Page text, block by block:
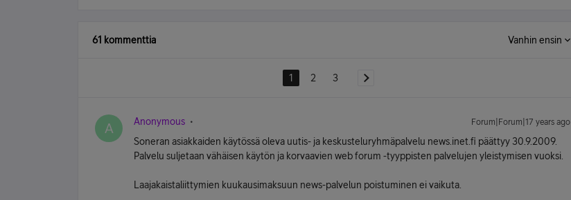
61 kommenttia Vanhin ensin
1 2 3
A Anonymous Forum|Forum|17 years ago
Soneran asiakkaiden käytössä oleva uutis- ja keskusteluryhmäpalvelu news.inet.fi päättyy 30.9.2009.
Palvelu suljetaan vähäisen käytön ja korvaavien web forum -tyyppisten palvelujen yleistymisen vuoksi.
Laajakaistaliittymien kuukausimaksuun news-palvelun poistuminen ei vaikuta.